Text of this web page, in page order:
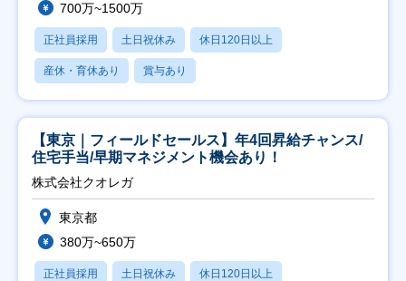
700万~1500万
正社員採用 土日祝休み 休日120日以上
産休・育休あり 賞与あり
【東京｜フィールドセールス】年4回昇給チャンス/
住宅手当/早期マネジメント機会あり！
株式会社クオレガ
東京都
380万~650万
正社員採用 土日祝休み 休日120日以上